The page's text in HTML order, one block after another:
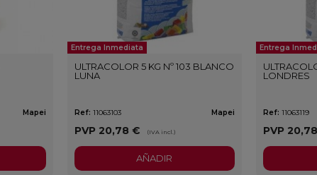
Mapei
Entrega Inmediata
ULTRACOLOR 5 KG Nº 103 BLANCO
LUNA
Ref: 11063103 Mapei
PVP 20,78 € (IVA incl.)
AÑADIR
Entrega
LONDRES
Ref: 11063119
PVP